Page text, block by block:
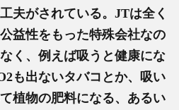
夫がされている。JTは全く
益性をもった特殊会社なの
く、例えば吸うと健康にな
も出ないタバコとか、吸い
植物の肥料になる、あるい